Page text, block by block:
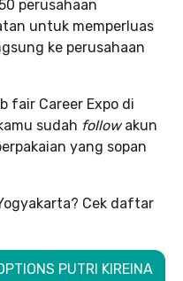
perusahaan
untuk memperluas
ke perusahaan
fair Career Expo di
sudah follow akun
yang sopan
Cek daftar
PUTRI KIREINA